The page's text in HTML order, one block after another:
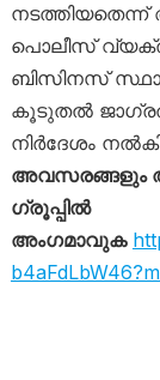
പൊലീസ്
ബിസിനസ്
കൂടുതൽ
നിർദേശം
അവസരങ്ങളും
ഗ്രൂപ്പിൽ
അംഗമാവുക